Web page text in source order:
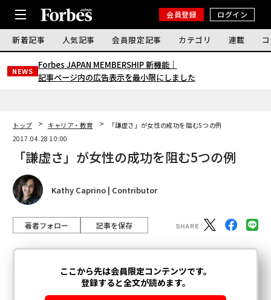
会員登録 ログイン
新着記事 人気記事 会員限定記事 カテゴリ 連載
NEWS
Forbes JAPAN MEMBERSHIP 新機能｜
記事ページ内の広告表示を最小限にしました
トップ キャリア・教育
「謙虚さ」が女性の成功を阻む5つの例
2017.04.28 10:00
「謙虚さ」が女性の成功を阻む5つの例
Kathy Caprino | Contributor
著者フォロー 記事を保存